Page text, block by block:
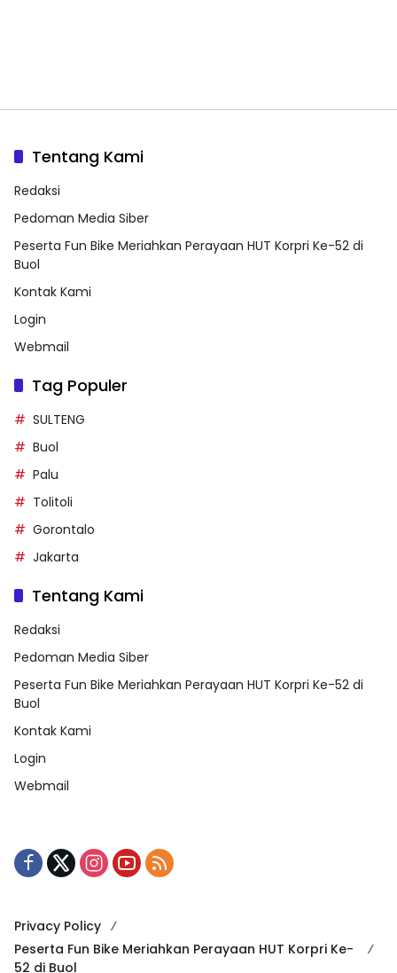
Redaksi
Pedoman Media Siber
Peserta Fun Bike Meriahkan Perayaan HUT Korpri Ke-52 di
Kontak Kami
Login
SULTENG
Buol
Palu
Gorontalo
Redaksi
Pedoman Media Siber
Peserta Fun Bike Meriahkan Perayaan HUT Korpri Ke-52 di
Kontak Kami
Login
Privacy Policy
Peserta Fun Bike Meriahkan Perayaan HUT Korpri Ke-